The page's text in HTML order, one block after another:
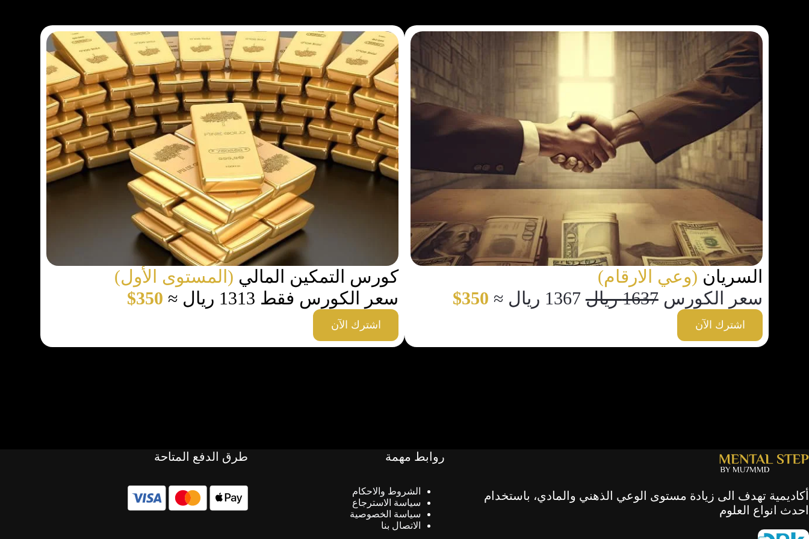
السريان (وعي الارقام)
سعر الكورس1637 ريال 1367 ريال ≈
اشترك الآن
كورس التمكين المالي (المستوى الأول)
سعر الكورس فقط 1313 ريال ≈
350$
اشترك الآن
أكاديمية تهدف الى زيادة مستوى الوعي الذهني والمادي، باستخدام
احدث انواع العلوم
روابط مهمة
الشروط والاحكام
سياسة الاسترجاع
سياسة الخصوصية
الاتصال بنا
طرق الدفع المتاحة